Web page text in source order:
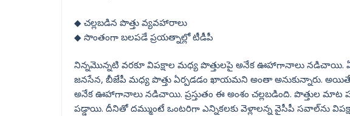
◆ చల్లబడిన పొత్తు వ్యవహారాలు
◆ సొంతంగా బలపడే ప్రయత్నాల్లో టీడీపీ
నిన్నమొన్నటి వరకూ విపక్షాల మధ్య పొత్తులపై అనేక ఊహాగానాలు నడిచాయి.
జనసేన, బీజేపీ మధ్య పొత్తు ఏర్పడడం ఖాయమని అంతా అనుకున్నారు. అయితే
అనేక ఊహాగానాలు నడిచాయి. ప్రస్తుతం ఈ అంశం చల్లబడింది. పొత్తుల మాట
పడ్డాయి. దీనితో దమ్ముంటే ఒంటరిగా ఎన్నికలకు వెళ్లాలన్న వైసీపీ సవాల్‌ను